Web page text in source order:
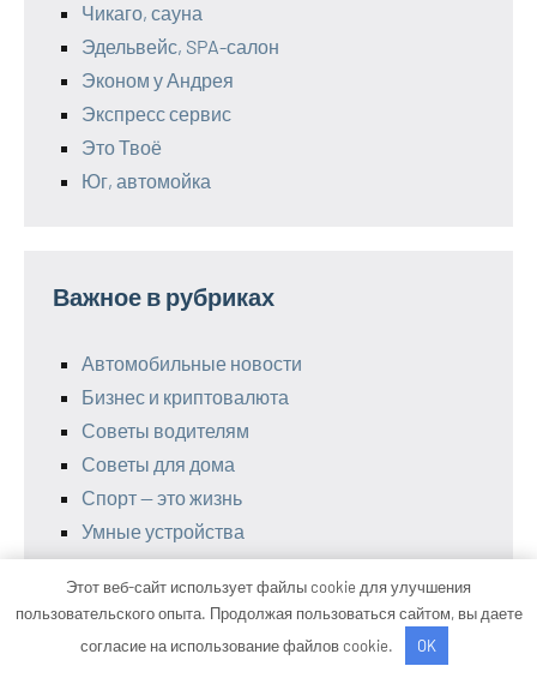
Чикаго, сауна
Эдельвейс, SPA-салон
Эконом у Андрея
Экспресс сервис
Это Твоё
Юг, автомойка
Важное в рубриках
Автомобильные новости
Бизнес и криптовалюта
Советы водителям
Советы для дома
Спорт — это жизнь
Умные устройства
Тема WordPress: Occasio от ThemeZee.
Этот веб-сайт использует файлы cookie для улучшения
пользовательского опыта. Продолжая пользоваться сайтом, вы даете
согласие на использование файлов cookie.
OK